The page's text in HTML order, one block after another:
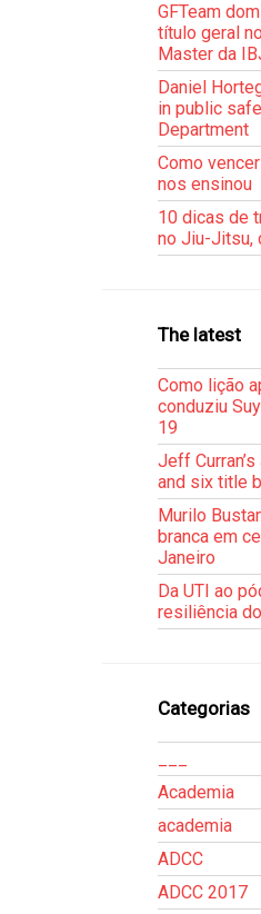
GFTeam
título geral
Master da
Daniel
in public
Department
Como
nos ensinou
10 dicas de
no Jiu-Jitsu,
The latest
Como lição
conduziu
19
Jeff
and six title
Murilo
branca em
Janeiro
Da UTI ao
resiliência
Categorias
Academia
academia
ADCC
ADCC 2017